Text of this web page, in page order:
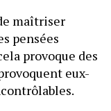
maîtriser
pensées
provoque des
eux-